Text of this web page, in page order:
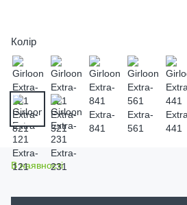
Колір
В наявності